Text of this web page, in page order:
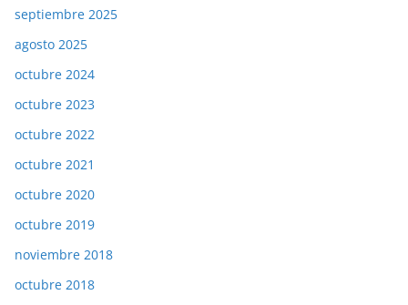
septiembre 2025
agosto 2025
octubre 2024
octubre 2023
octubre 2022
octubre 2021
octubre 2020
octubre 2019
noviembre 2018
octubre 2018